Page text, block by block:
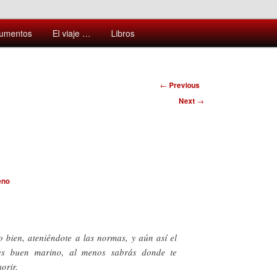
y sorprendentes del mundo que nos rodea
El viaje … Libros
Post
navigation
← Previous
Next →
bien, ateniéndote a las normas, y aún así el
marino, al menos sabrás donde te